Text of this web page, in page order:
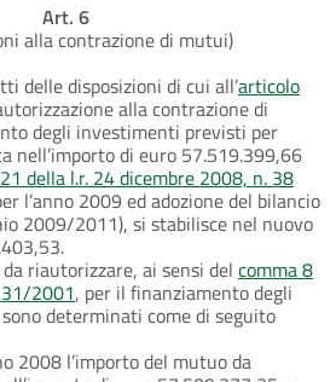
Art. 6
alla contrazione di mutui)
delle disposizioni di cui all’articolo
alla contrazione di
degli investimenti previsti per
nell’importo di euro 57.519.399,66
della l.r. 24 dicembre 2008, n. 38
l’anno 2009 ed adozione del bilancio
2009/2011), si stabilisce nel nuovo
riautorizzare, ai sensi del comma 8
31/2001, per il finanziamento degli
determinati come di seguito
2008 l’importo del mutuo da